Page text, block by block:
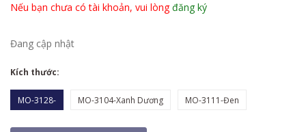
Nếu bạn chưa có tài khoản, vui lòngđăng ký
Đang cập nhật
Kích thước:
MO-3128- MO-3104-Xanh Dương MO-3111-Đen